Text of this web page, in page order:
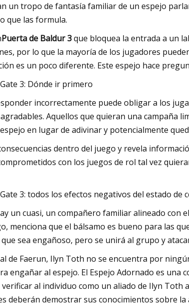
flotantes:
y
Crate & Barrel ingresa al
cocinas y baños
un tropo de fantasía familiar de un espejo
que las formula.
Puerta de Baldur 3que bloquea la entrada a un
por lo que la mayoría de los jugadores
es un poco diferente. Este espejo hace
3: Dónde ir primero
incorrectamente puede obligar a los
Aquellos que quieran una campaña
en lugar de adivinar y potencialmente
dentro del juego y revela
con los juegos de rol tal vez
3: todos los efectos negativos del estado de
un cuasi, un compañero familiar alineado con
menciona que el bálsamo es bueno para las
sea engañoso, pero se unirá al grupo y
de Faerun, Ilyn Toth no se encuentra por
engañar al espejo. El Espejo Adornado es una
al individuo como un aliado de Ilyn Toth
deberán demostrar sus conocimientos sobre